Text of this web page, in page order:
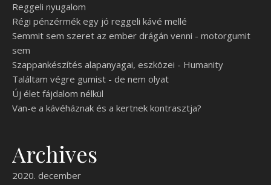
Reggeli nyugalom
Régi pénzérmék egy jó reggeli kávé mellé
Semmit sem szeret az ember drágán venni - motorgumit
sem
Szappankészítés alapanyagai, eszközei - Humanity
Találtam végre gumist - de nem olyat
Új élet fájdalom nélkül
Van-e a kávéháznak és a kertnek kontrasztja?
Archives
2020. december